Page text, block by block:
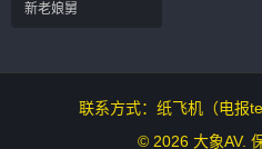
新老娘舅
联系方式：纸飞机（电报
© 2026 大象AV.